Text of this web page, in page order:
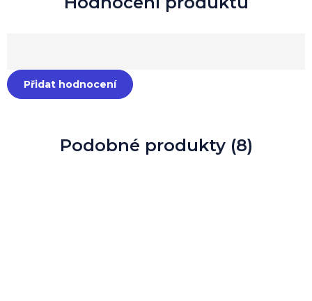
Podobné produkty (8)
Přidat hodnocení